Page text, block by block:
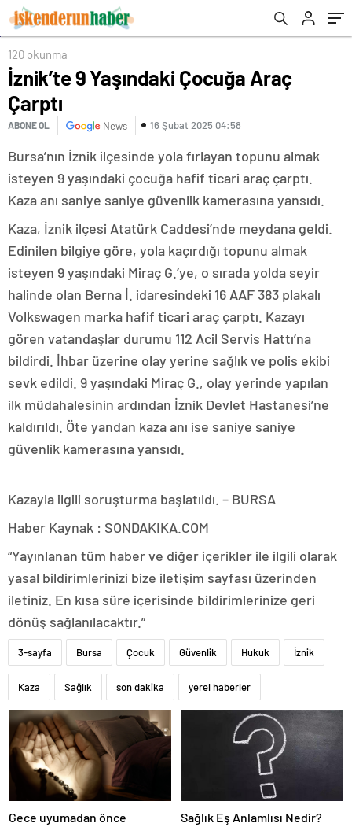
120 okunma
İznik’te 9 Yaşındaki Çocuğa Araç
Çarptı
ABONE OL News 16 Şubat 2025 04:58
Bursa’nın İznik ilçesinde yola fırlayan topunu almak
isteyen 9 yaşındaki çocuğa hafif ticari araç çarptı.
Kaza anı saniye saniye güvenlik kamerasına yansıdı.
Kaza, İznik ilçesi Atatürk Caddesi’nde meydana geldi.
Edinilen bilgiye göre, yola kaçırdığı topunu almak
isteyen 9 yaşındaki Miraç G.’ye, o sırada yolda seyir
halinde olan Berna İ. idaresindeki 16 AAF 383 plakalı
Volkswagen marka hafif ticari araç çarptı. Kazayı
gören vatandaşlar durumu 112 Acil Servis Hattı’na
bildirdi. İhbar üzerine olay yerine sağlık ve polis ekibi
sevk edildi. 9 yaşındaki Miraç G., olay yerinde yapılan
ilk müdahalesinin ardından İznik Devlet Hastanesi’ne
kaldırıldı. Öte yandan kaza anı ise saniye saniye
güvenlik kamerasına yansıdı.
Kazayla ilgili soruşturma başlatıldı. – BURSA
Haber Kaynak : SONDAKIKA.COM
“Yayınlanan tüm haber ve diğer içerikler ile ilgili olarak
yasal bildirimlerinizi bize iletişim sayfası üzerinden
iletiniz. En kısa süre içerisinde bildirimlerinize geri
dönüş sağlanılacaktır.”
3-sayfa Bursa Çocuk Güvenlik Hukuk İznik
Kaza Sağlık son dakika yerel haberler
Gece uyumadan önce
Sağlık Eş Anlamlısı Nedir?